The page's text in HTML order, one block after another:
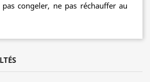
pas congeler, ne pas réchauffer au